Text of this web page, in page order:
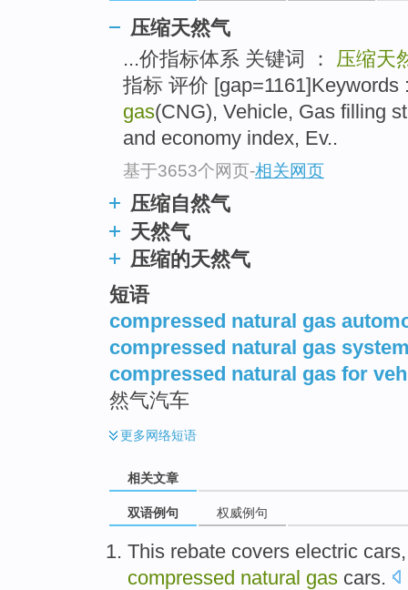
压缩天然气
...价指标体系 关键词 ： 压缩天
指标 评价
gas(CNG), Vehicle, Gas filling
and economy index, Ev..
基于3653个网页-相关网页
压缩自然气
天然气
压缩的天然气
短语
compressed natural gas
compressed natural gas
compressed natural gas for
然气汽车
更多网络短语
相关文章
双语例句 权威例句
This rebate covers electric cars
compressed natural gas cars.